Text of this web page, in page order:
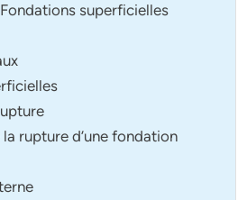
superficielles
rupture d’une fondation